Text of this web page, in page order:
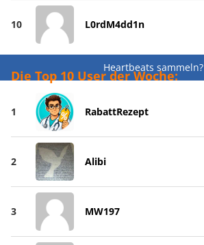
10 L0rdM4dd1n
Heartbeats sammeln?
Die Top 10 User der Woche:
1 RabattRezept
2 Alibi
3 MW197